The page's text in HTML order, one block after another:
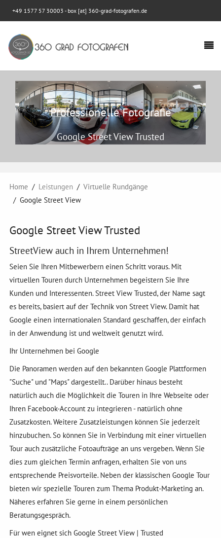
+49 1577 57 30003 - box [at] 360-grad-fotografen.de
Professionelle Fotografie
Google Street View Trusted
Home Leistungen
Virtuelle Rundgänge
Google Street View
Google Street View Trusted
StreetView auch in Ihrem Unternehmen!
Seien Sie Ihren Mitbewerbern einen Schritt voraus. Mit
virtuellen Touren durch Unternehmen begeistern Sie Ihre
Kunden und Interessenten. Street View Trusted, der Name sagt
es bereits, basiert auf der Technik von Street View. Damit hat
Google einen internationalen Standard geschaffen, der einfach
in der Anwendung ist und weltweit genutzt wird.
Ihr Unternehmen bei Google
Die Panoramen werden auf den bekannten Google Plattformen
"Suche" und "Maps" dargestellt.. Darüber hinaus besteht
natürlich auch die Möglichkeit die Touren in Ihre Webseite oder
Ihren Facebook-Account zu integrieren - natürlich ohne
Zusatzkosten. Weitere Zusatzleistungen können Sie jederzeit
hinzubuchen. So können Sie in Verbindung mit einer virtuellen
Tour auch zusätzliche Fotoaufträge an uns vergeben. Wenn Sie
dies zum gleichen Termin anfragen, erhalten Sie von uns
entsprechende Preisvorteile. Neben der klassischen Google Tour
bieten wir spezielle Touren zum Thema Produkt-Marketing an.
Näheres erfahren Sie gerne in einem persönlichen
Beratungsgespräch.
Für wen eignet sich Google Street View | Trusted